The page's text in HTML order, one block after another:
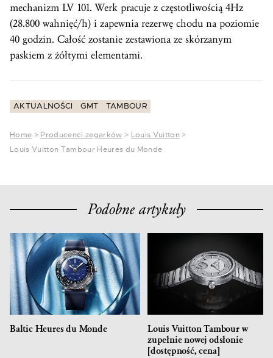
mechanizm LV 101. Werk pracuje z częstotliwością 4Hz
(28.800 wahnięć/h) i zapewnia rezerwę chodu na poziomie
40 godzin. Całość zostanie zestawiona ze skórzanym
paskiem z żółtymi elementami.
AKTUALNOŚCI GMT TAMBOUR
Home > Producenci zegarków > Louis Vuitton >
Louis Vuitton Tambour Heures du Monde
Podobne artykuły
Baltic Heures du Monde
Louis Vuitton Tambour w
zupełnie nowej odsłonie
[dostępność, cena]